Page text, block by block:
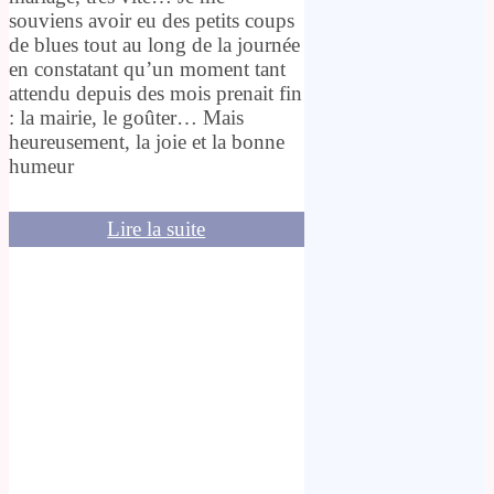
souviens avoir eu des petits coups
de blues tout au long de la journée
en constatant qu’un moment tant
attendu depuis des mois prenait fin
: la mairie, le goûter… Mais
heureusement, la joie et la bonne
humeur
Lire la suite